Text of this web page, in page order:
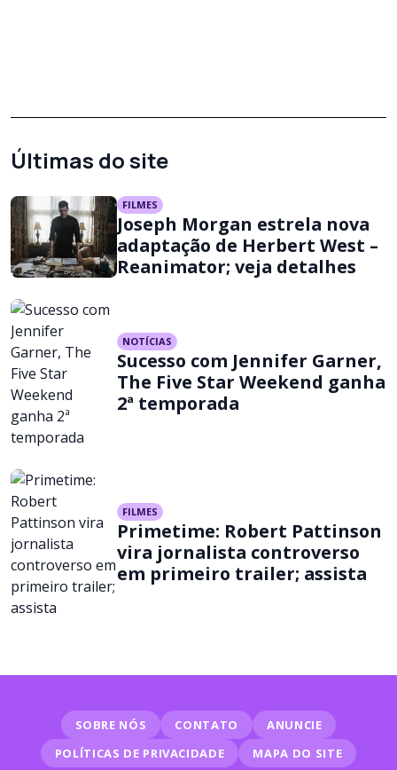
Últimas do site
FILMES
Joseph Morgan estrela nova
adaptação de Herbert West –
Reanimator; veja detalhes
NOTÍCIAS
Sucesso com Jennifer Garner,
The Five Star Weekend ganha
2ª temporada
FILMES
Primetime: Robert Pattinson
vira jornalista controverso
em primeiro trailer; assista
SOBRE NÓS CONTATO
ANUNCIE
POLÍTICAS DE PRIVACIDADE
MAPA DO SITE